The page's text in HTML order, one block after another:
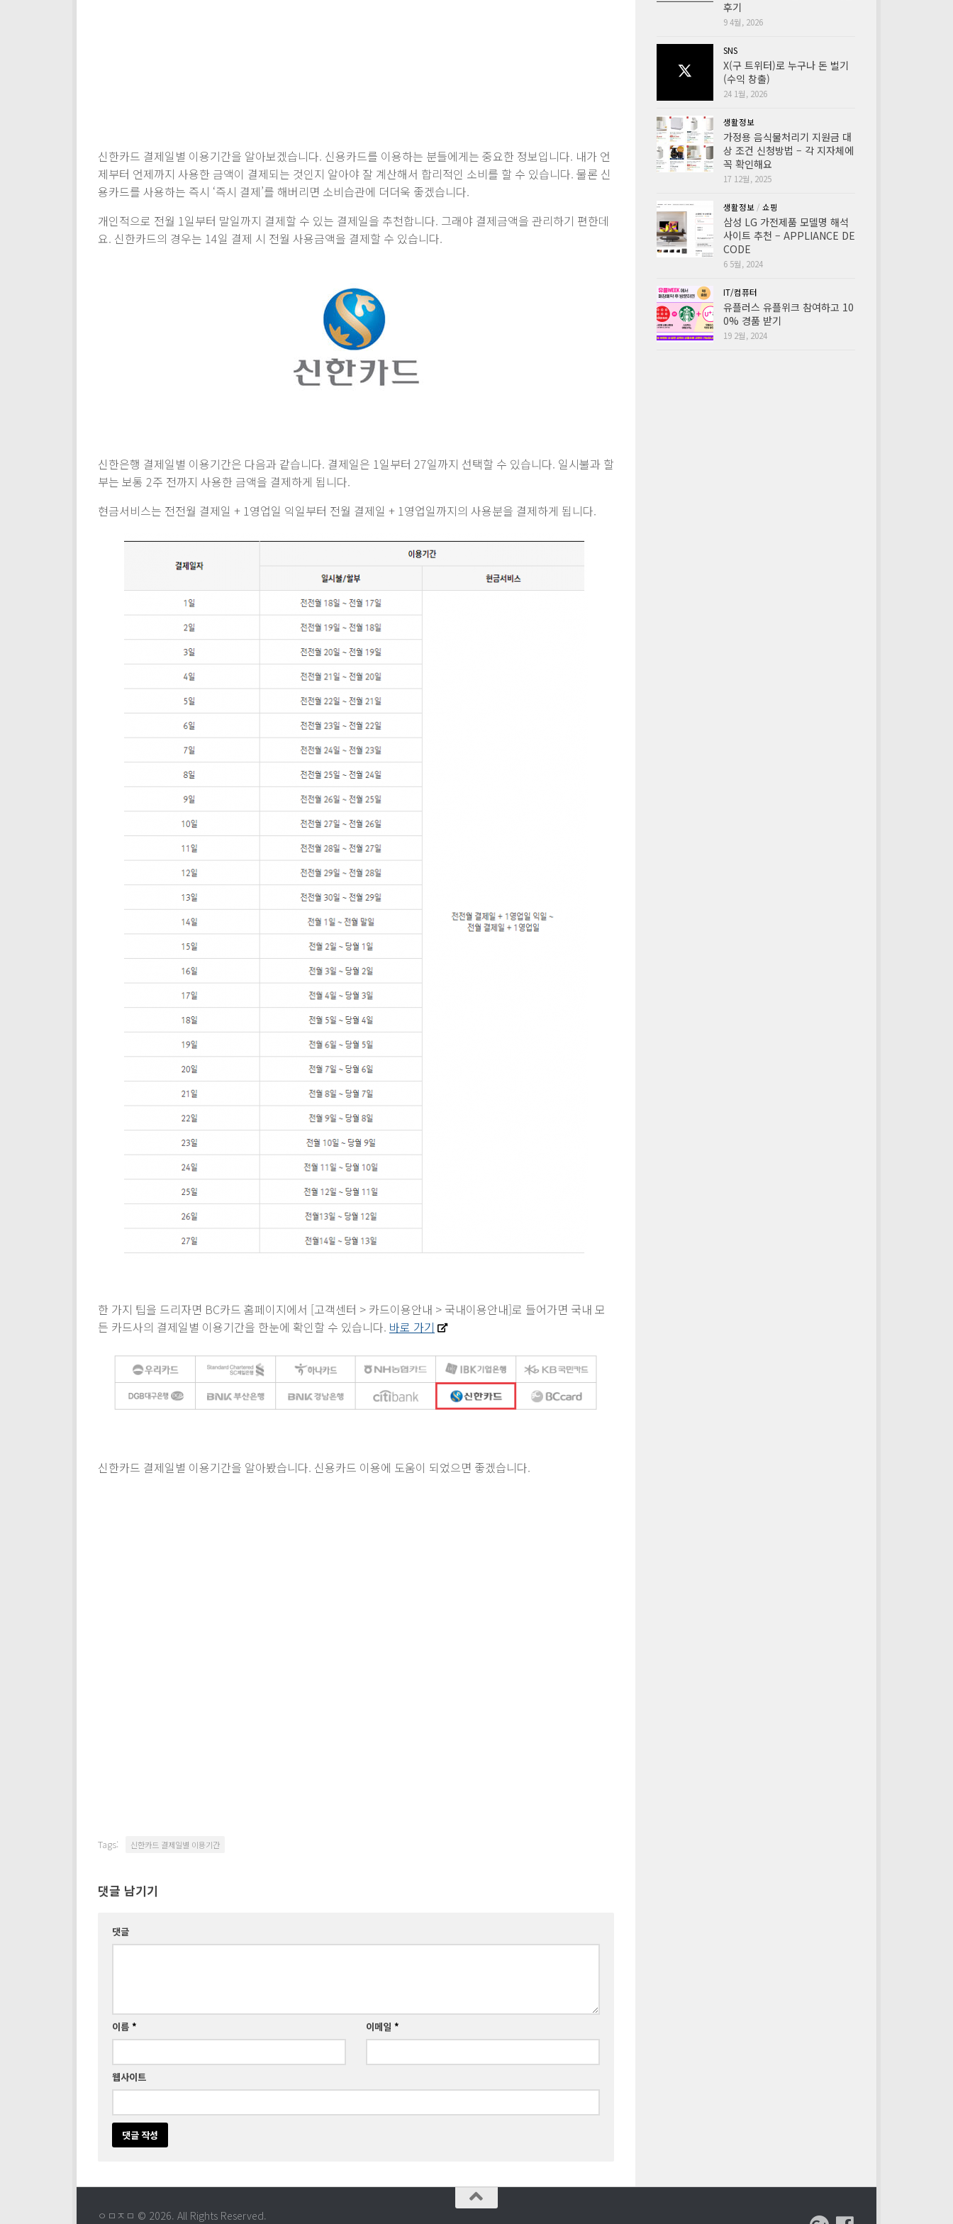
신한카드 결제일별 이용기간을 알아보겠습니다. 신용카드를 이용하는 분들에게는 중요한 정보입니다. 내가 언
제부터 언제까지 사용한 금액이 결제되는 것인지 알아야 잘 계산해서 합리적인 소비를 할 수 있습니다. 물론 신
용카드를 사용하는 즉시 ‘즉시 결제’를 해버리면 소비습관에 더더욱 좋겠습니다.
개인적으로 전월 1일부터 말일까지 결제할 수 있는 결제일을 추천합니다. 그래야 결제금액을 관리하기 편한데
요. 신한카드의 경우는 14일 결제 시 전월 사용금액을 결제할 수 있습니다.
신한은행 결제일별 이용기간은 다음과 같습니다. 결제일은 1일부터 27일까지 선택할 수 있습니다. 일시불과 할
부는 보통 2주 전까지 사용한 금액을 결제하게 됩니다.
현금서비스는 전전월 결제일 + 1영업일 익일부터 전월 결제일 + 1영업일까지의 사용분을 결제하게 됩니다.
한 가지 팁을 드리자면 BC카드 홈페이지에서 [고객센터 > 카드이용안내 > 국내이용안내]로 들어가면 국내 모
든 카드사의 결제일별 이용기간을 한눈에 확인할 수 있습니다. 바로 가기
신한카드 결제일별 이용기간을 알아봤습니다. 신용카드 이용에 도움이 되었으면 좋겠습니다.
Tags: 신한카드 결제일별 이용기간
댓글 남기기
댓글
이름 * 이메일 *
웹사이트
후기
9 4월, 2026
SNS
X(구 트위터)로 누구나 돈 벌기
(수익 창출)
24 1월, 2026
생활정보
가정용 음식물처리기 지원금 대
상 조건 신청방법 – 각 지자체에
꼭 확인해요
17 12월, 2025
생활정보 / 쇼핑
삼성 LG 가전제품 모델명 해석
사이트 추천 – APPLIANCE DE
CODE
6 5월, 2024
IT/컴퓨터
유플러스 유플위크 참여하고 10
0% 경품 받기
19 2월, 2024
ㅇㅁㅈㅁ © 2026. All Rights Reserved.